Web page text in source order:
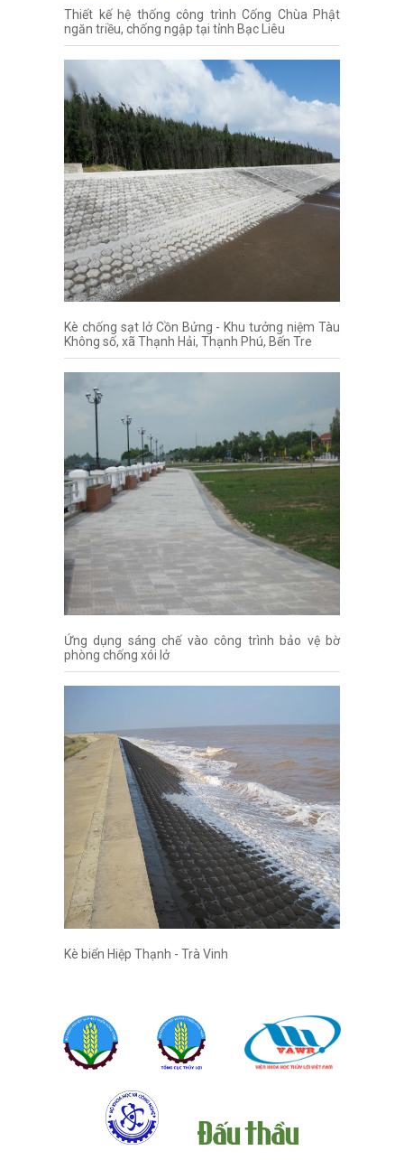
Thiết kế hệ thống công trình Cống Chùa Phật
ngăn triều, chống ngập tại tỉnh Bạc Liêu
Kè chống sạt lở Cồn Bửng - Khu tưởng niệm Tàu
Không số, xã Thạnh Hải, Thạnh Phú, Bến Tre
Ứng dụng sáng chế vào công trình bảo vệ bờ
phòng chống xói lở
Kè biển Hiệp Thạnh - Trà Vinh